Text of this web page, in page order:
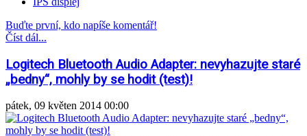
Buďte první, kdo napíše komentář!
Číst dál...
Logitech Bluetooth Audio Adapter: nevyhazujte staré
„bedny“, mohly by se hodit (test)!
pátek, 09 květen 2014 00:00